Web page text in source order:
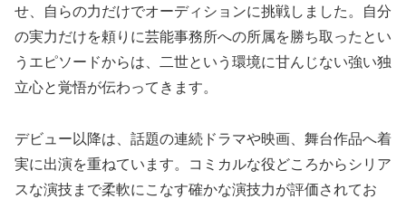
せ、自らの力だけでオーディションに挑戦しました。自分
の実力だけを頼りに芸能事務所への所属を勝ち取ったとい
うエピソードからは、二世という環境に甘んじない強い独
立心と覚悟が伝わってきます。
デビュー以降は、話題の連続ドラマや映画、舞台作品へ着
実に出演を重ねています。コミカルな役どころからシリア
スな演技まで柔軟にこなす確かな演技力が評価されてお